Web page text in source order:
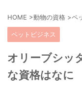
HOME >動物の資格 >ペ
ペットビジネス
オリーブシッ
な資格はなに